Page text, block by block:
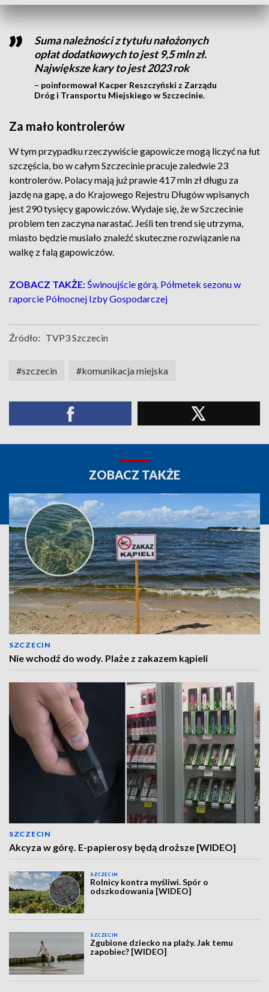
Suma należności z tytułu nałożonych
opłat dodatkowych to jest 9,5 mln zł.
Największe kary to jest 2023 rok
– poinformował Kacper Reszczyński z Zarządu
Dróg i Transportu Miejskiego w Szczecinie.
Za mało kontrolerów
W tym przypadku rzeczywiście gapowicze mogą liczyć na łut
szczęścia, bo w całym Szczecinie pracuje zaledwie 23
kontrolerów. Polacy mają już prawie 417 mln zł długu za
jazdę na gapę, a do Krajowego Rejestru Długów wpisanych
jest 290 tysięcy gapowiczów. Wydaje się, że w Szczecinie
problem ten zaczyna narastać. Jeśli ten trend się utrzyma,
miasto będzie musiało znaleźć skuteczne rozwiązanie na
walkę z falą gapowiczów.
ZOBACZ TAKŻE:Świnoujście górą. Półmetek sezonu w
raporcie Północnej Izby Gospodarczej
Źródło: TVP3 Szczecin
#szczecin #komunikacja miejska
ZOBACZ TAKŻE
SZCZECIN
Nie wchodź do wody. Plaże z zakazem kąpieli
SZCZECIN
Akcyza w górę. E-papierosy będą droższe [WIDEO]
SZCZECIN
Rolnicy kontra myśliwi. Spór o
odszkodowania [WIDEO]
SZCZECIN
Zgubione dziecko na plaży. Jak temu
zapobiec? [WIDEO]